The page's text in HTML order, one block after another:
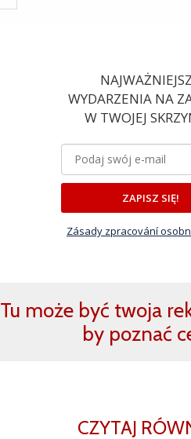
WYDARZENIA NA
W TWOJEJ
ZAPISZ SIĘ!
Zásady zpracování
Tu może być twoja
by poznać
CZYTAJ